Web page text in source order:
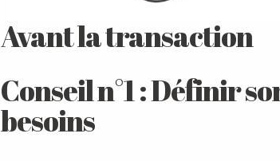
Avant la transaction
Conseil n°1 : Définir
besoins